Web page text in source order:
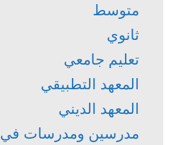
متوسط
ثانوي
تعليم جامعي
المعهد التطبيقي
المعهد الديني
مدرسين ومدرسات في